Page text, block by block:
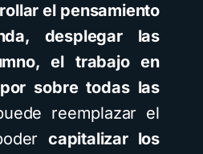
el pensamiento
desplegar las
el trabajo en
sobre todas las
reemplazar el
capitalizar los